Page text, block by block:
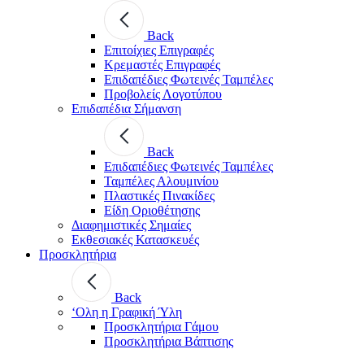
Back
Επιτοίχιες Επιγραφές
Κρεμαστές Επιγραφές
Επιδαπέδιες Φωτεινές Ταμπέλες
Προβολείς Λογοτύπου
Επιδαπέδια Σήμανση
Back
Επιδαπέδιες Φωτεινές Ταμπέλες
Ταμπέλες Αλουμινίου
Πλαστικές Πινακίδες
Είδη Οριοθέτησης
Διαφημιστικές Σημαίες
Εκθεσιακές Κατασκευές
Προσκλητήρια
Back
‘Ολη η Γραφική Ύλη
Προσκλητήρια Γάμου
Προσκλητήρια Βάπτισης